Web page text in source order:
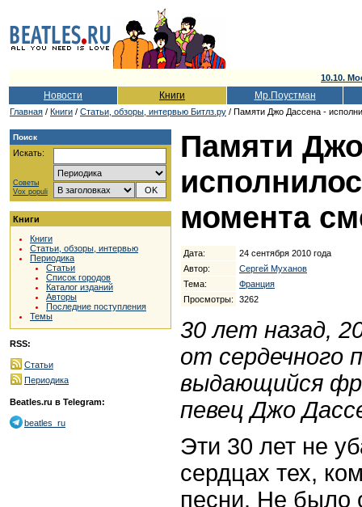
10.10.
Новости Книги Мр.Поустман
Главная / Книги / Cтатьи, обзоры, интервью Битлз.ру / Памяти Джо Дассена -
Поиск
Искать:
Советы
Vox populi
Книги
Книги
Статьи, обзоры, интервью
Периодика
Статьи
Список городов
Каталог изданий
Авторы
Последние поступления
Темы
RSS:
Статьи
Периодика
Beatles.ru в Telegram:
beatles_ru
Памяти
момента
Дата:
24 сентября 2010 года
Автор:
Сергей Муханов
Тема:
Франция
Просмотры:
3262
30 лет назад,
от сердечного
выдающийся
певец Джо
Эти 30 лет не
сердцах тех,
песни. Не было